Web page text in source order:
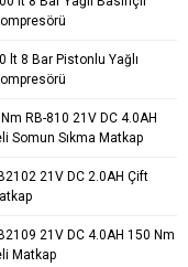
lt 8 Bar Pistonlu Yağlı
RB-810 21V DC 4.0AH
Somun Sıkma Matkap
21V DC 2.0AH Çift
21V DC 4.0AH 150 Nm
Matkap